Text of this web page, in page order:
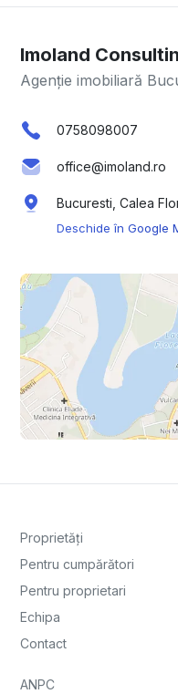
Imoland
Agenție imobiliară
0758098007
office@imoland.ro
Bucuresti, Calea
Deschide în Google
Proprietăți
Pentru cumpărători
Pentru proprietari
Echipa
Contact
ANPC